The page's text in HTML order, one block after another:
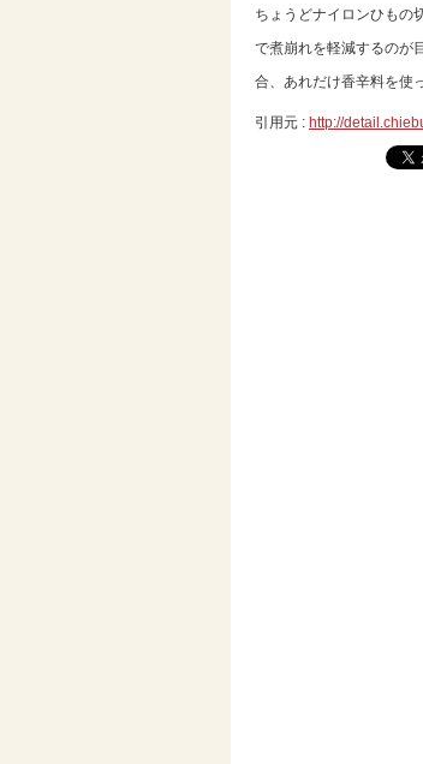
ちょうどナイロンひもの
で煮崩れを軽減するのが
合、あれだけ香辛料を使
引用元 : http://